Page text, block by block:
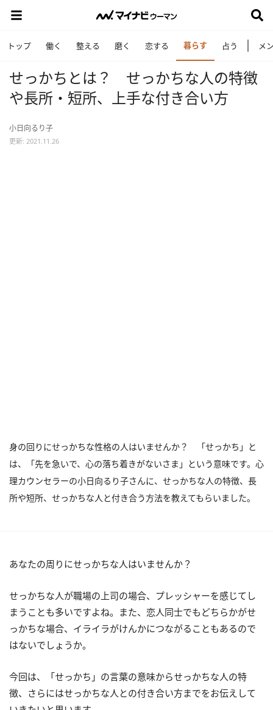
トップ 働く 整える 磨く 恋する 暮らす 占う メ
せっかちとは？ せっかちな人の特徴
や長所・短所、上手な付き合い方
小日向るり子
更新: 2021.11.26
身の回りにせっかちな性格の人はいませんか？ 「せっかち」と
は、「先を急いで、心の落ち着きがないさま」という意味です。心
理カウンセラーの小日向るり子さんに、せっかちな人の特徴、長
所や短所、せっかちな人と付き合う方法を教えてもらいました。
あなたの周りにせっかちな人はいませんか？
せっかちな人が職場の上司の場合、プレッシャーを感じてし
まうことも多いですよね。また、恋人同士でもどちらかがせ
っかちな場合、イライラがけんかにつながることもあるので
はないでしょうか。
今回は、「せっかち」の言葉の意味からせっかちな人の特
徴、さらにはせっかちな人との付き合い方までをお伝えして